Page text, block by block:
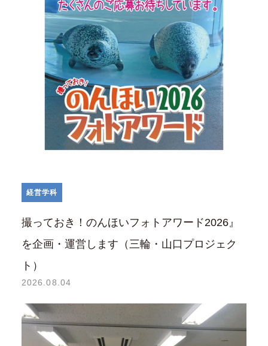
経営学科
撮っておき！のんほいフォトアワード2026』
を企画・運営します（三輪・山口プロジェク
ト）
2026.08.04